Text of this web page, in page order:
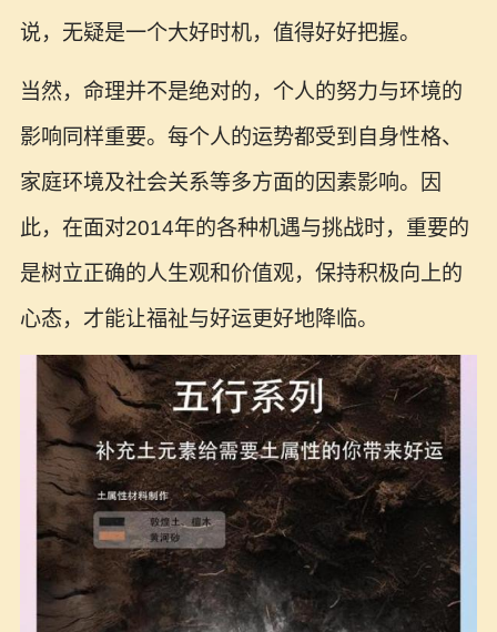
说，无疑是一个大好时机，值得好好把握。
当然，命理并不是绝对的，个人的努力与环境的
影响同样重要。每个人的运势都受到自身性格、
家庭环境及社会关系等多方面的因素影响。因
此，在面对2014年的各种机遇与挑战时，重要的
是树立正确的人生观和价值观，保持积极向上的
心态，才能让福祉与好运更好地降临。